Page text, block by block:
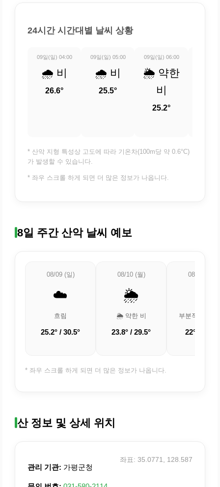
24시간 시간대별 날씨 상황
09일(일) 04:00
🌧️ 비
26.6°
09일(일) 05:00
🌧️ 비
25.5°
09일(일) 06:00
🌦️ 약한
비
25.2°
* 산악 지형 특성상 고도에 따라 기온차(100m당 약 0.6°C)
가 발생할 수 있습니다.
* 좌우 스크롤 하게 되면 더 많은 정보가 나옵니다.
8일 주간 산악 날씨 예보
08/09 (일)
☁️
흐림
25.2° / 30.5°
08/10 (월)
🌦️
🌦️ 약한 비
23.8° / 29.5°
08/11 (화)
부분적으로 흐
22° / 29.5°
* 좌우 스크롤 하게 되면 더 많은 정보가 나옵니다.
산 정보 및 상세 위치
관리 기관: 가평군청
좌표: 35.0771, 128.587